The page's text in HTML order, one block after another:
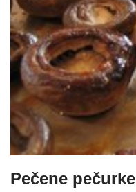
Pečene pečurke